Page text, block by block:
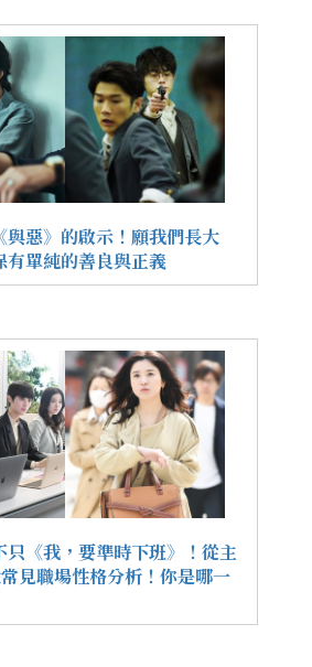
與惡》的啟示！願我們長大
有單純的善良與正義
只《我，要準時下班》！從主
見職場性格分析！你是哪一